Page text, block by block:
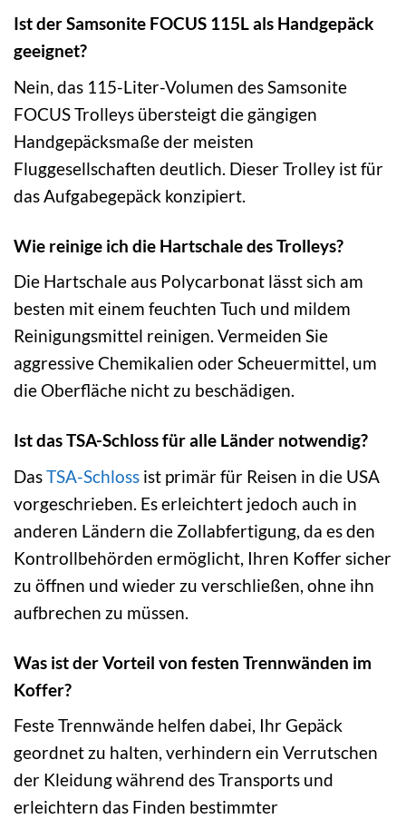
Ist der Samsonite FOCUS 115L als Handgepäck
geeignet?
Nein, das 115-Liter-Volumen des Samsonite
FOCUS Trolleys übersteigt die gängigen
Handgepäcksmaße der meisten
Fluggesellschaften deutlich. Dieser Trolley ist für
das Aufgabegepäck konzipiert.
Wie reinige ich die Hartschale des Trolleys?
Die Hartschale aus Polycarbonat lässt sich am
besten mit einem feuchten Tuch und mildem
Reinigungsmittel reinigen. Vermeiden Sie
aggressive Chemikalien oder Scheuermittel, um
die Oberfläche nicht zu beschädigen.
Ist das TSA-Schloss für alle Länder notwendig?
DasTSA-Schloss ist primär für Reisen in die USA
vorgeschrieben. Es erleichtert jedoch auch in
anderen Ländern die Zollabfertigung, da es den
Kontrollbehörden ermöglicht, Ihren Koffer sicher
zu öffnen und wieder zu verschließen, ohne ihn
aufbrechen zu müssen.
Was ist der Vorteil von festen Trennwänden im
Koffer?
Feste Trennwände helfen dabei, Ihr Gepäck
geordnet zu halten, verhindern ein Verrutschen
der Kleidung während des Transports und
erleichtern das Finden bestimmter